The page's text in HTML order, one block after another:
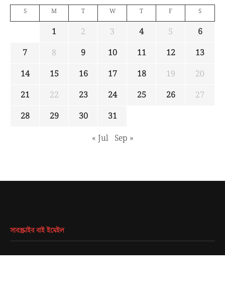
S M T W T F S
1 2 3 4 5
6
7
8 9 10 11 12
13
14
15 16 17 18 19
20
21
22 23 24 25 26
27
28
29 30
31
« Jul Sep »
সাবস্ক্রাইব বাই ইমেইল